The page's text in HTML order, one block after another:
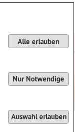
Alle erlauben
Nur Notwendige
Auswahl erlauben